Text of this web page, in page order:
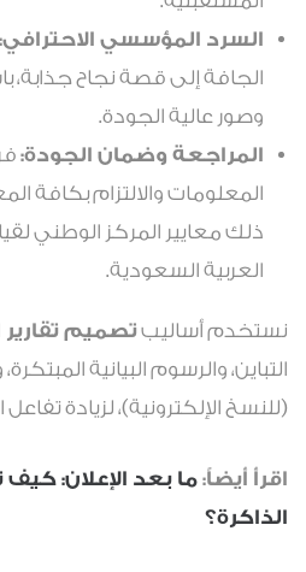
السرد المؤسسي الاحترافي:
الجافة إلى قصة نجاح
وصور عالية الجودة.
المراجعة وضمان الجودة:
المعلومات والالتزام بكافة
ذلك معايير المركز الوطني
العربية السعودية.
نستخدم أساليبتصميم تقارير
التباين، والرسوم البيانية
(للنسخ الإلكترونية)، لزيادة
اقرأ أيضاً: ما بعد الإعلان:
الذاكرة؟